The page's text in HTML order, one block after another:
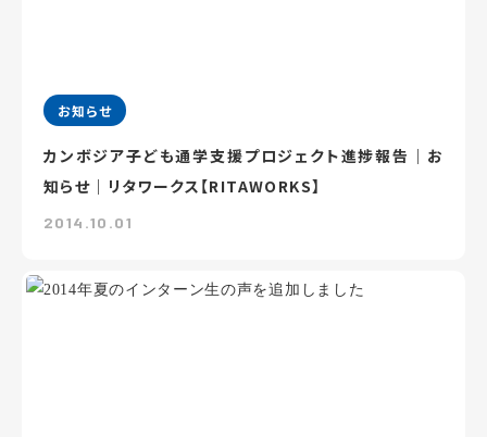
お知らせ
カンボジア子ども通学支援プロジェクト進捗報告｜お
知らせ｜リタワークス【RITAWORKS】
2014.10.01